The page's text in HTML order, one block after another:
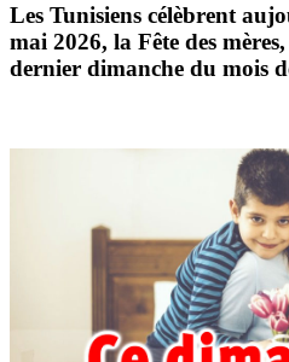
Les Tunisiens célèbrent
mai 2026, la Fête des mères
dernier dimanche du mois